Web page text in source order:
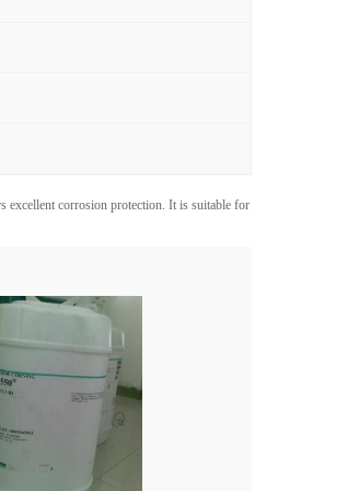
excellent corrosion protection. It is suitable for